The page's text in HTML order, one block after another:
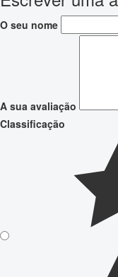
O seu nome
A sua avaliação
Classificação